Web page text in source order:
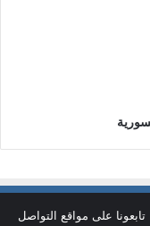
تابعونا على مواقع التواصل